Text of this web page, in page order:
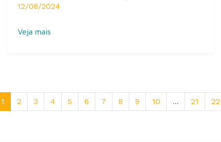
12/08/2024
Veja mais
1 2 3 4 5 6 7 8 9 10 ... 21 22